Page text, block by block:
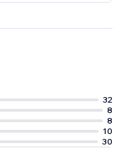
32
8
8
10
30